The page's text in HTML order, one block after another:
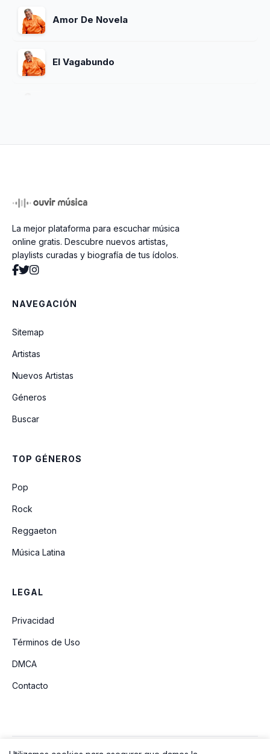
Amor De Novela
El Vagabundo
Una Opinion
Leydi Mary
La mejor plataforma para escuchar música
online gratis. Descubre nuevos artistas,
playlists curadas y biografía de tus ídolos.
NAVEGACIÓN
Sitemap
Artistas
Nuevos Artistas
Géneros
Buscar
TOP GÉNEROS
Pop
Rock
Reggaeton
Música Latina
LEGAL
Privacidad
Términos de Uso
DMCA
Contacto